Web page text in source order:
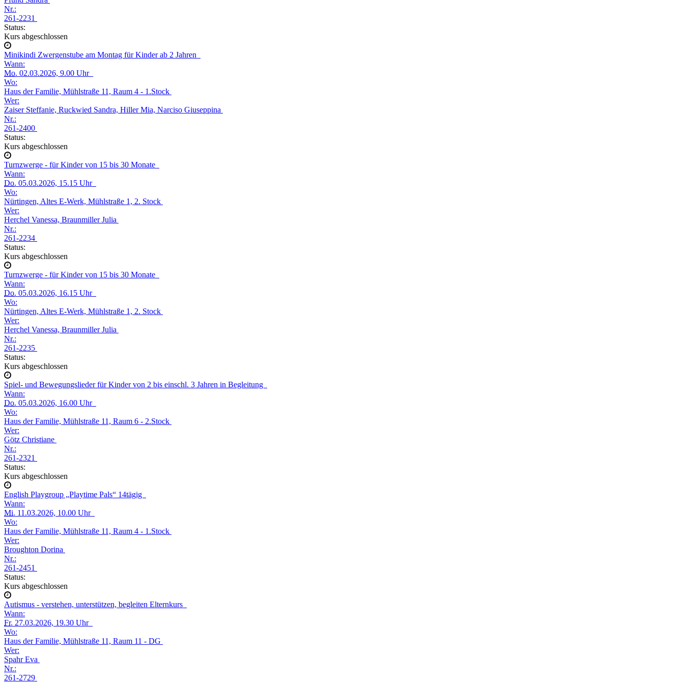
Nr.:
261-2231
Status:
Kurs abgeschlossen
Minikindi Zwergenstube am Montag für Kinder ab 2 Jahren
Wann:
Mo. 02.03.2026, 9.00 Uhr
Wo:
Haus der Familie, Mühlstraße 11, Raum 4 - 1.Stock
Wer:
Zaiser Steffanie, Ruckwied Sandra, Hiller Mia, Narciso Giuseppina
Nr.:
261-2400
Status:
Kurs abgeschlossen
Turnzwerge - für Kinder von 15 bis 30 Monate
Wann:
Do. 05.03.2026, 15.15 Uhr
Wo:
Nürtingen, Altes E-Werk, Mühlstraße 1, 2. Stock
Wer:
Herchel Vanessa, Braunmiller Julia
Nr.:
261-2234
Status:
Kurs abgeschlossen
Turnzwerge - für Kinder von 15 bis 30 Monate
Wann:
Do. 05.03.2026, 16.15 Uhr
Wo:
Nürtingen, Altes E-Werk, Mühlstraße 1, 2. Stock
Wer:
Herchel Vanessa, Braunmiller Julia
Nr.:
261-2235
Status:
Kurs abgeschlossen
Spiel- und Bewegungslieder für Kinder von 2 bis einschl. 3 Jahren in Begleitung
Wann:
Do. 05.03.2026, 16.00 Uhr
Wo:
Haus der Familie, Mühlstraße 11, Raum 6 - 2.Stock
Wer:
Götz Christiane
Nr.:
261-2321
Status:
Kurs abgeschlossen
English Playgroup „Playtime Pals“ 14tägig
Wann:
Mi. 11.03.2026, 10.00 Uhr
Wo:
Haus der Familie, Mühlstraße 11, Raum 4 - 1.Stock
Wer:
Broughton Dorina
Nr.:
261-2451
Status:
Kurs abgeschlossen
Autismus - verstehen, unterstützen, begleiten Elternkurs
Wann:
Fr. 27.03.2026, 19.30 Uhr
Wo:
Haus der Familie, Mühlstraße 11, Raum 11 - DG
Wer:
Spahr Eva
Nr.:
261-2729